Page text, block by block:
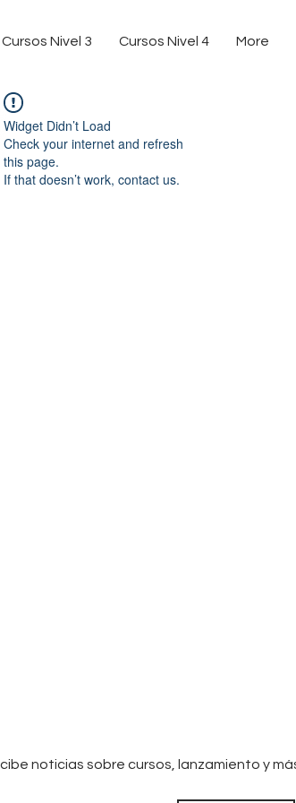
Cursos Nivel 3 Cursos Nivel 4 More
Widget Didn’t Load
Check your internet and refresh
this page.
If that doesn’t work, contact us.
noticias sobre cursos, lanzamiento y